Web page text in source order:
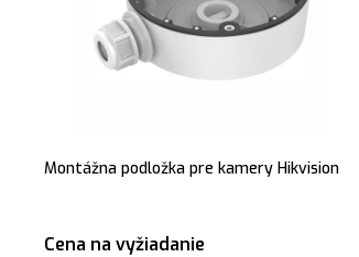
Montážna podložka pre kamery Hikvision
Cena na vyžiadanie